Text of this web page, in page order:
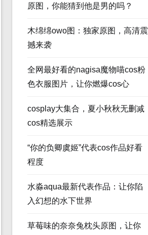
原图，你能猜到他是男的吗？
木绵绵owo图：独家原图，高清震
撼来袭
全网最好看的nagisa魔物喵cos粉
色衣服图片，让你燃爆cos心
cosplay大集合，夏小秋秋无删减
cos精选展示
“你的负卿虞姬”代表cos作品好看
程度
水淼aqua最新代表作品：让你陷
入幻想的水下世界
草莓味的奈奈兔枕头原图，让你